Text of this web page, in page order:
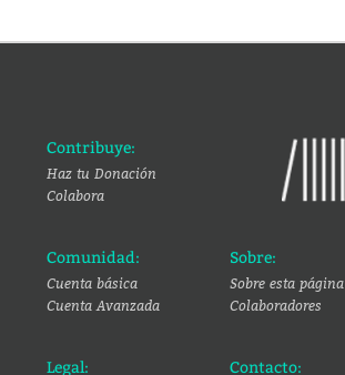
Contribuye:
Haz tu Donación
Colabora
Comunidad:
Cuenta básica
Cuenta Avanzada
Sobre:
Sobre esta página
Colaboradores
Legal: Contacto: